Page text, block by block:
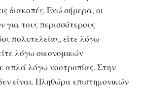
διακοπές. Ενώ σήμερα, οι
για τους περισσότερους
πολυτελείας, είτε λόγω
λόγω οικονομικών
απλά λόγω νοοτροπίας. Στην
είναι. Πληθώρα επιστημονικών